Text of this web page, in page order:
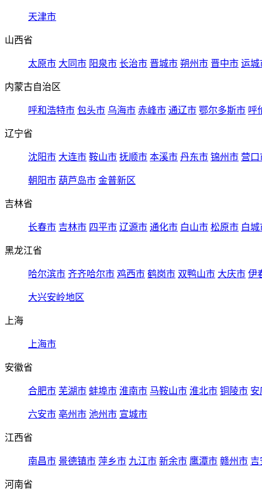
天津市
山西省
太原市 大同市 阳泉市 长治市 晋城市 朔州市 晋中市 运城
内蒙古自治区
呼和浩特市 包头市 乌海市 赤峰市 通辽市 鄂尔多斯市 呼
辽宁省
沈阳市 大连市 鞍山市 抚顺市 本溪市 丹东市 锦州市 营口
朝阳市 葫芦岛市 金普新区
吉林省
长春市 吉林市 四平市 辽源市 通化市 白山市 松原市 白城
黑龙江省
哈尔滨市 齐齐哈尔市 鸡西市 鹤岗市 双鸭山市 大庆市 伊
大兴安岭地区
上海
上海市
安徽省
合肥市 芜湖市 蚌埠市 淮南市 马鞍山市 淮北市 铜陵市 安
六安市 亳州市 池州市 宣城市
江西省
南昌市 景德镇市 萍乡市 九江市 新余市 鹰潭市 赣州市 吉
河南省